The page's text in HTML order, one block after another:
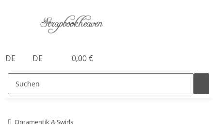
DE DE 0,00 €
Ornamentik & Swirls